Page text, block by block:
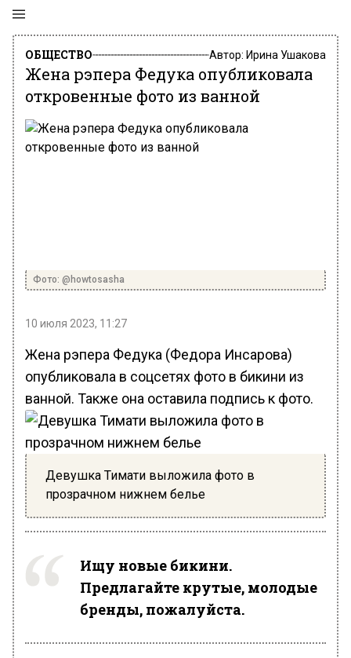
ОБЩЕСТВО Автор: Ирина Ушакова
Жена рэпера Федука опубликовала
откровенные фото из ванной
Фото: @howtosasha
10 июля 2023, 11:27
Жена рэпера Федука (Федора Инсарова)
опубликовала в соцсетях фото в бикини из
ванной. Также она оставила подпись к фото.
Девушка Тимати выложила фото в
прозрачном нижнем белье
Ищу новые бикини.
Предлагайте крутые, молодые
бренды, пожалуйста.